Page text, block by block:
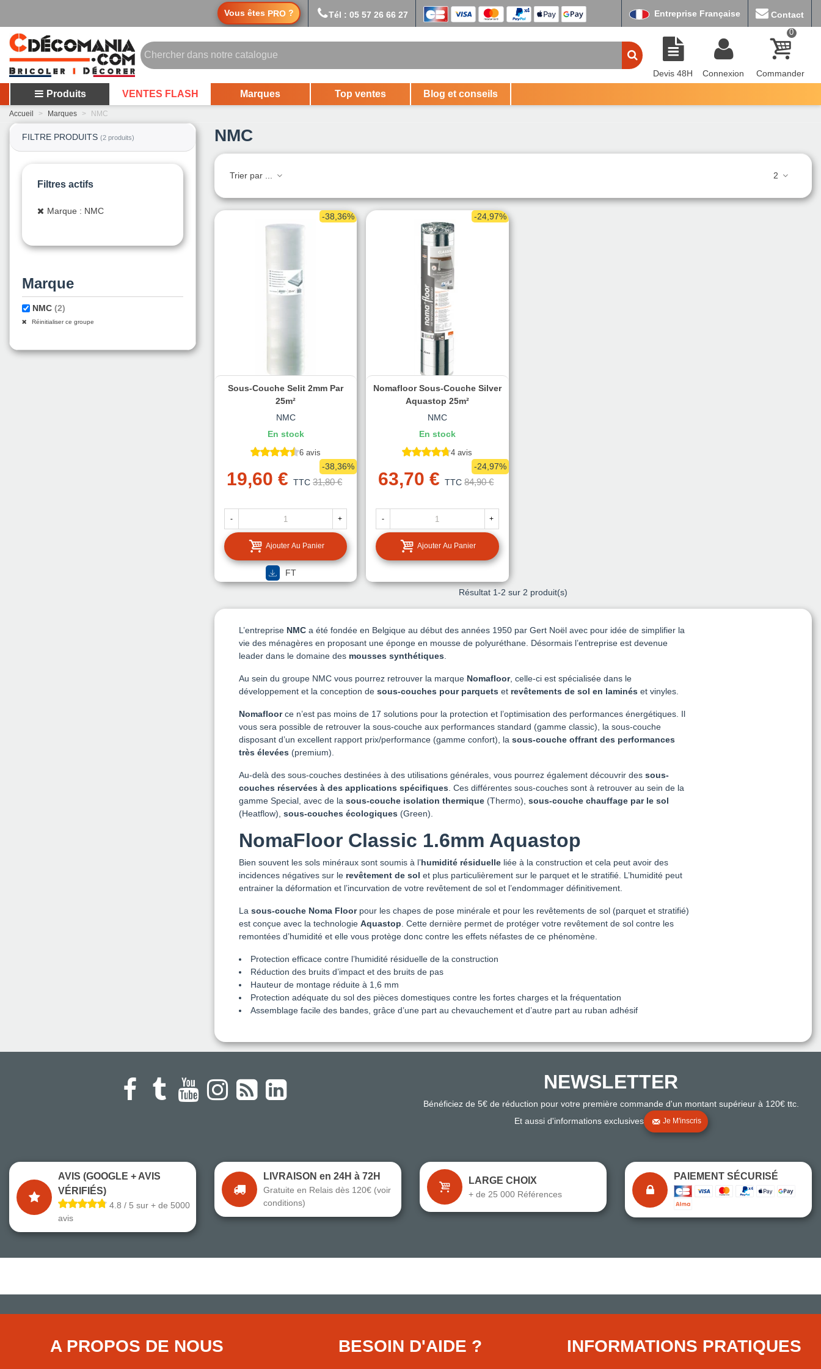
Vous êtes PRO ? Tél : 05 57 26 66 27 Entreprise Française Contact
Devis 48H Connexion
0
Commander
Produits VENTES FLASH Marques Top ventes Blog et conseils
Accueil > Marques > NMC
FILTRE PRODUITS (2 produits)
Filtres actifs
Marque : NMC
Marque
NMC (2)
Réinitialiser ce groupe
NMC
Trier par ... 2
-38,36%
Sous-Couche Selit 2mm Par
25m²
NMC
En stock
6 avis
19,60 € TTC 31,80 €
-38,36%
- +
Ajouter Au Panier
FT
-24,97%
Nomafloor Sous-Couche Silver
Aquastop 25m²
NMC
En stock
4 avis
63,70 € TTC 84,90 €
-24,97%
- +
Ajouter Au Panier
Résultat 1-2 sur 2 produit(s)
L’entreprise NMC a été fondée en Belgique au début des années 1950 par Gert Noël avec pour idée de simplifier la
vie des ménagères en proposant une éponge en mousse de polyuréthane. Désormais l’entreprise est devenue
leader dans le domaine des mousses synthétiques.
Au sein du groupe NMC vous pourrez retrouver la marque Nomafloor, celle-ci est spécialisée dans le
développement et la conception de sous-couches pour parquets et revêtements de sol en laminés et vinyles.
Nomafloorce n’est pas moins de 17 solutions pour la protection et l’optimisation des performances énergétiques. Il
vous sera possible de retrouver la sous-couche aux performances standard (gamme classic), la sous-couche
disposant d’un excellent rapport prix/performance (gamme confort), la sous-couche offrant des performances
très élevées (premium).
Au-delà des sous-couches destinées à des utilisations générales, vous pourrez également découvrir des sous-
couches réservées à des applications spécifiques. Ces différentes sous-couches sont à retrouver au sein de la
gamme Special, avec de la sous-couche isolation thermique (Thermo), sous-couche chauffage par le sol
(Heatflow), sous-couches écologiques (Green).
NomaFloor Classic 1.6mm Aquastop
Bien souvent les sols minéraux sont soumis à l’humidité résiduelle liée à la construction et cela peut avoir des
incidences négatives sur le revêtement de sol et plus particulièrement sur le parquet et le stratifié. L’humidité peut
entrainer la déformation et l’incurvation de votre revêtement de sol et l’endommager définitivement.
La sous-couche Noma Floorpour les chapes de pose minérale et pour les revêtements de sol (parquet et stratifié)
est conçue avec la technologie Aquastop. Cette dernière permet de protéger votre revêtement de sol contre les
remontées d’humidité et elle vous protège donc contre les effets néfastes de ce phénomène.
Protection efficace contre l’humidité résiduelle de la construction
Réduction des bruits d’impact et des bruits de pas
Hauteur de montage réduite à 1,6 mm
Protection adéquate du sol des pièces domestiques contre les fortes charges et la fréquentation
Assemblage facile des bandes, grâce d’une part au chevauchement et d’autre part au ruban adhésif
● Exceptionnel
● Exceptionnel
NEWSLETTER
Bénéficiez de 5€ de réduction pour votre première commande d'un montant supérieur à 120€ ttc.
Et aussi d'informations exclusives
Je M'inscris
AVIS (GOOGLE + AVIS
VÉRIFIÉS)
4.8 / 5 sur + de 5000
avis
LIVRAISON en 24H à 72H
Gratuite en Relais dès 120€ (voir
conditions)
LARGE CHOIX
+ de 25 000 Références
PAIEMENT SÉCURISÉ
A PROPOS DE NOUS BESOIN D'AIDE ? INFORMATIONS PRATIQUES